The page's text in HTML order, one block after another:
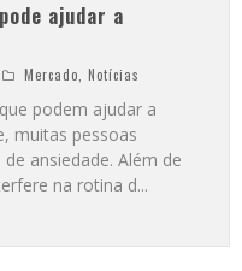
ajudar a
Mercado Notícias
podem ajudar a
muitas pessoas
ansiedade. Além de
na rotina d...